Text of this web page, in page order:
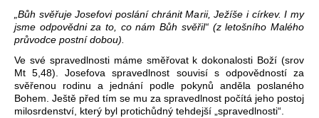
„Bůh svěřuje Josefovi poslání chránit Marii, Ježíše i církev. I my
jsme odpovědni za to, co nám Bůh svěřil“ (z letošního Malého
průvodce postní dobou).
Ve své spravedlnosti máme směřovat k dokonalosti Boží (srov
Mt 5,48). Josefova spravedlnost souvisí s odpovědností za
svěřenou rodinu a jednání podle pokynů anděla poslaného
Bohem. Ještě před tím se mu za spravedlnost počítá jeho postoj
milosrdenství, který byl protichůdný tehdejší „spravedlnosti“.